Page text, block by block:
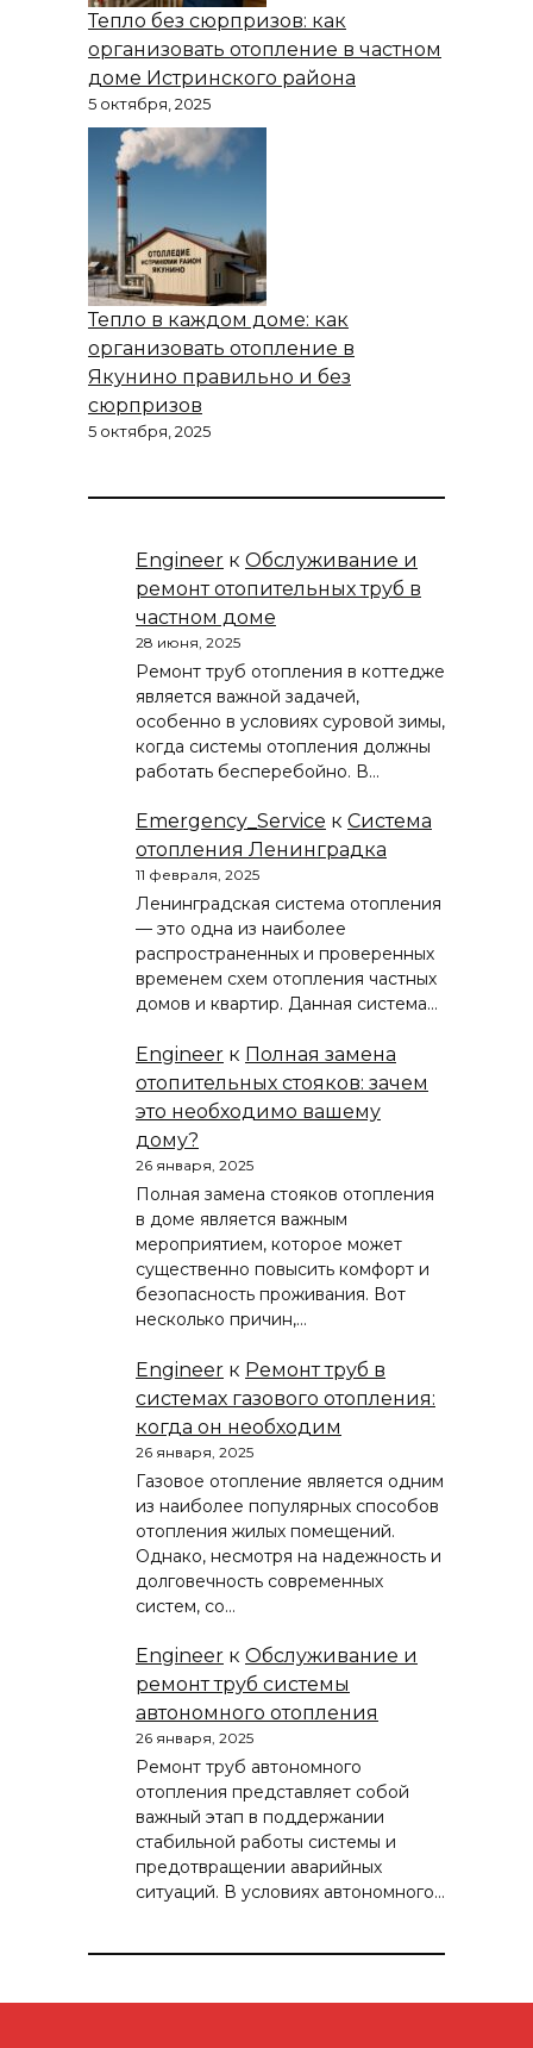
Тепло без сюрпризов: как
организовать отопление в частном
доме Истринского района
5 октября, 2025
Тепло в каждом доме: как
организовать отопление в
Якунино правильно и без
сюрпризов
5 октября, 2025
Engineer к Обслуживание и
ремонт отопительных труб в
частном доме
28 июня, 2025
Ремонт труб отопления в коттедже
является важной задачей,
особенно в условиях суровой зимы,
когда системы отопления должны
работать бесперебойно. В…
Emergency_Service к Система
отопления Ленинградка
11 февраля, 2025
Ленинградская система отопления
— это одна из наиболее
распространенных и проверенных
временем схем отопления частных
домов и квартир. Данная система…
Engineer к Полная замена
отопительных стояков: зачем
это необходимо вашему
дому?
26 января, 2025
Полная замена стояков отопления
в доме является важным
мероприятием, которое может
существенно повысить комфорт и
безопасность проживания. Вот
несколько причин,…
Engineer к Ремонт труб в
системах газового отопления:
когда он необходим
26 января, 2025
Газовое отопление является одним
из наиболее популярных способов
отопления жилых помещений.
Однако, несмотря на надежность и
долговечность современных
систем, со…
Engineer к Обслуживание и
ремонт труб системы
автономного отопления
26 января, 2025
Ремонт труб автономного
отопления представляет собой
важный этап в поддержании
стабильной работы системы и
предотвращении аварийных
ситуаций. В условиях автономного…